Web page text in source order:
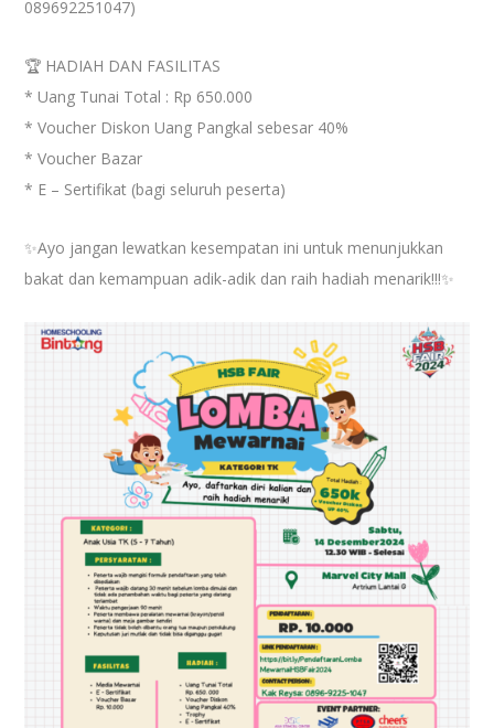
089692251047)
🏆 HADIAH DAN FASILITAS
* Uang Tunai Total : Rp 650.000
* Voucher Diskon Uang Pangkal sebesar 40%
* Voucher Bazar
* E – Sertifikat (bagi seluruh peserta)
✨Ayo jangan lewatkan kesempatan ini untuk menunjukkan
bakat dan kemampuan adik-adik dan raih hadiah menarik!!!✨